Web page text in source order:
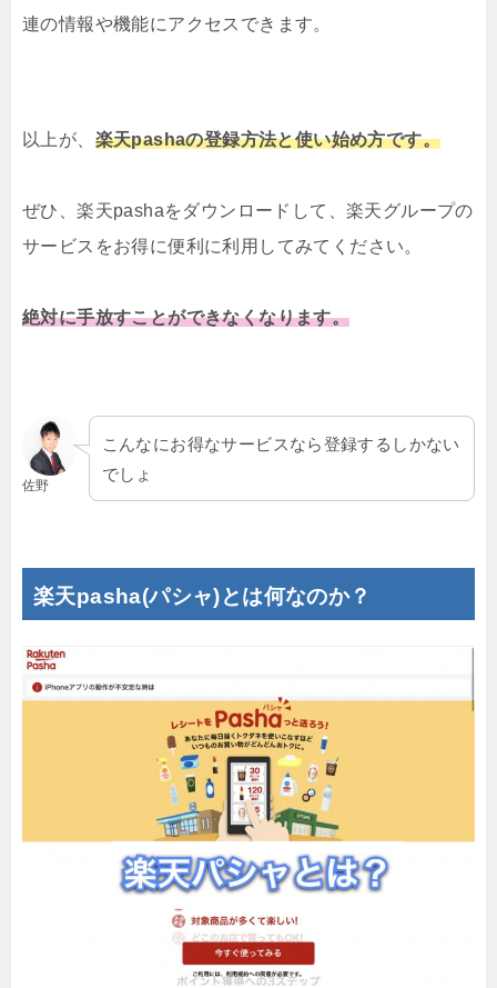
連の情報や機能にアクセスできます。
以上が、 楽天pashaの登録方法と使い始め方です。
ぜひ、楽天pashaをダウンロードして、楽天グループの
サービスをお得に便利に利用してみてください。
絶対に手放すことができなくなります。
佐野
こんなにお得なサービスなら登録するしかない
でしょ
楽天pasha(パシャ)とは何なのか？